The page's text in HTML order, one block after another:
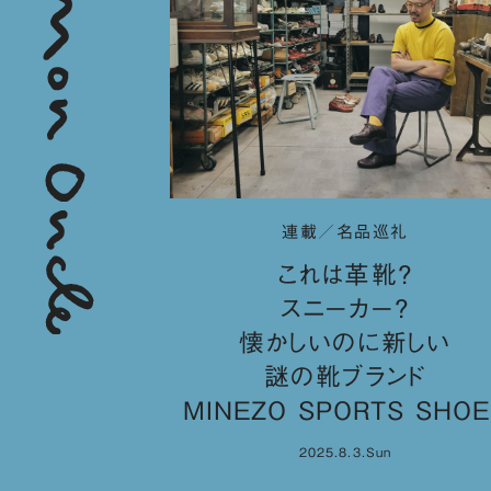
連載／名品巡礼
これは革靴？
スニーカー？
懐かしいのに新しい
謎の靴ブランド
MINEZO SPORTS
2025.8.3.Sun